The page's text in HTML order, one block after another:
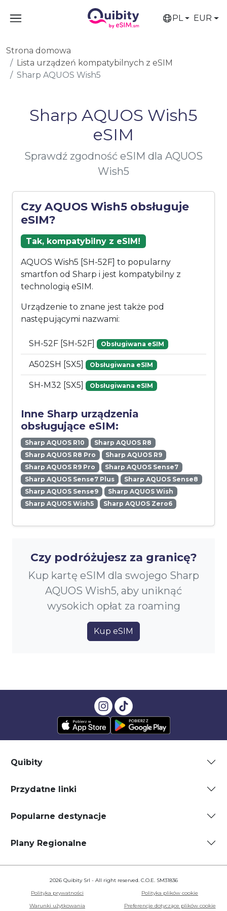
PL EUR
Strona domowa
Lista urządzeń kompatybilnych z eSIM
Sharp AQUOS Wish5
Sharp AQUOS Wish5
eSIM
Sprawdź zgodność eSIM dla AQUOS
Wish5
Czy AQUOS Wish5 obsługuje
eSIM?
Tak, kompatybilny z eSIM!
AQUOS Wish5 [SH-52F] to popularny
smartfon od Sharp i jest kompatybilny z
technologią eSIM.
Urządzenie to znane jest także pod
następującymi nazwami:
SH-52F [SH-52F] Obsługiwana eSIM
A502SH [SX5] Obsługiwana eSIM
SH-M32 [SX5] Obsługiwana eSIM
Inne Sharp urządzenia
obsługujące eSIM:
Sharp AQUOS R10
Sharp AQUOS R8
Sharp AQUOS R8 Pro
Sharp AQUOS R9
Sharp AQUOS R9 Pro
Sharp AQUOS Sense7
Sharp AQUOS Sense7 Plus
Sharp AQUOS Sense8
Sharp AQUOS Sense9
Sharp AQUOS Wish
Sharp AQUOS Wish5
Sharp AQUOS Zero6
Czy podróżujesz za granicę?
Kup kartę eSIM dla swojego Sharp
AQUOS Wish5, aby uniknąć
wysokich opłat za roaming
Kup eSIM
Quibity
Przydatne linki
Popularne destynacje
Plany Regionalne
2026 Quibity Srl - All right reserved. C.O.E. SM31836
Polityka prywatności
Polityka plików cookie
Warunki użytkowania
Preferencje dotyczące plików cookie